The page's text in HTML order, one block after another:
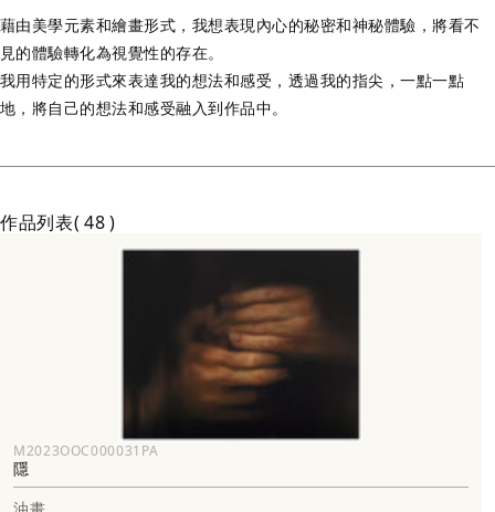
藉由美學元素和繪畫形式，我想表現內心的秘密和神秘體驗，將看不
見的體驗轉化為視覺性的存在。
我用特定的形式來表達我的想法和感受，透過我的指尖，一點一點
地，將自己的想法和感受融入到作品中。
作品列表 48
M2023OOC000031PA
隱